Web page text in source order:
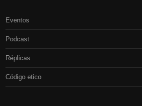
Eventos
Podcast
Réplicas
Código etico